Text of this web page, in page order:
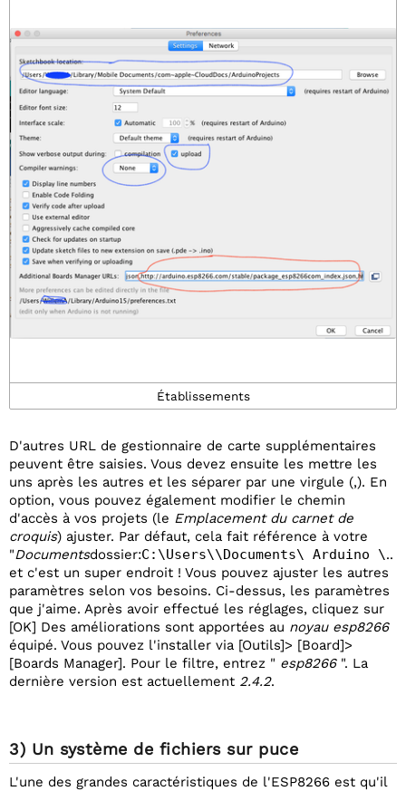
Établissements
D'autres URL de gestionnaire de carte supplémentaires
peuvent être saisies. Vous devez ensuite les mettre les
uns après les autres et les séparer par une virgule (,). En
option, vous pouvez également modifier le chemin
d'accès à vos projets (le Emplacement du carnet de
croquis) ajuster. Par défaut, cela fait référence à votre
"Documentsdossier:C:\Users\\Documents\ Arduino \..
et c'est un super endroit ! Vous pouvez ajuster les autres
paramètres selon vos besoins. Ci-dessus, les paramètres
que j'aime. Après avoir effectué les réglages, cliquez sur
[OK] Des améliorations sont apportées au noyau esp8266
équipé. Vous pouvez l'installer via [Outils]> [Board]>
[Boards Manager]. Pour le filtre, entrez " esp8266". La
dernière version est actuellement 2.4.2.
3) Un système de fichiers sur puce
L'une des grandes caractéristiques de l'ESP8266 est qu'il